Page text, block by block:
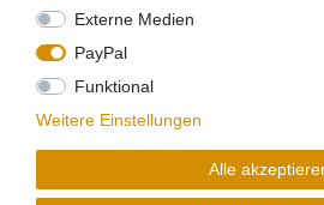
*inkl. ges. MwSt.
Externe Medien
PayPal
Funktional
Weitere Einstellungen
Alle